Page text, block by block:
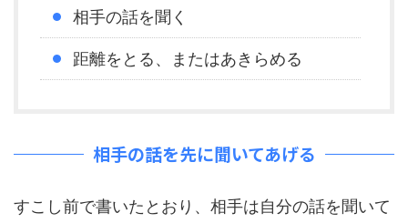
相手の話を聞く
距離をとる、またはあきらめる
相手の話を先に聞いてあげる
すこし前で書いたとおり、相手は自分の話を聞いて